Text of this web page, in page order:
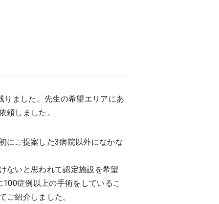
ました。先生の希望エリアにあ
頼しました。
にご提案した3病院以外になかな
ないと思われて認定施設を希望
症例以上の手術をしているこ
ご紹介しました。